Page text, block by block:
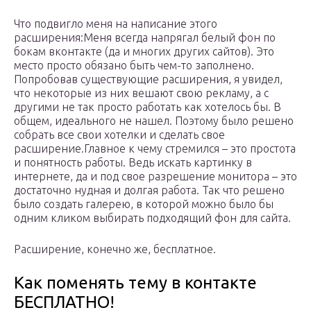
Что подвигло меня на написание этого
расширения:Меня всегда напрягал белый фон по
бокам вконтакте (да и многих других сайтов). Это
место просто обязано быть чем-то заполнено.
Попробовав существующие расширения, я увидел,
что некоторые из них вешают свою рекламу, а с
другими не так просто работать как хотелось бы. В
общем, идеального не нашел. Поэтому было решено
собрать все свои хотелки и сделать свое
расширение.Главное к чему стремился – это простота
и понятность работы. Ведь искать картинку в
интернете, да и под свое разрешение монитора – это
достаточно нудная и долгая работа. Так что решено
было создать галерею, в которой можно было бы
одним кликом выбирать подходящий фон для сайта.
Расширение, конечно же, бесплатное.
Как поменять тему в контакте
БЕСПЛАТНО!